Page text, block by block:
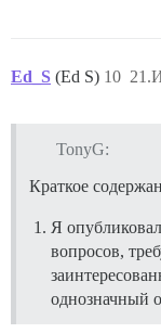
Ed_S (Ed S) 10
TonyG:
Краткое
Я
вопросов,
однозначный